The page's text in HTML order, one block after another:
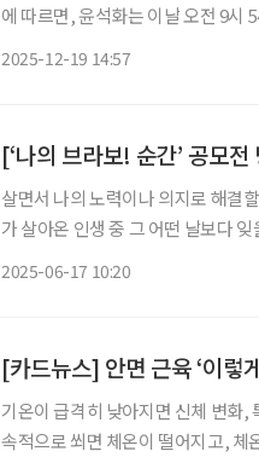
에 따르면, 윤석화는 이날 오전 9시
2025-12-19 14:57
[‘나의 브라보! 순간’ 공모
살면서 나의 노력이나 의지로 해결할 수 없는
가 살아온 인생 중 그 어떤 날보다
2025-06-17 10:20
[카드뉴스] 안면 근육 ‘이렇
기온이 급격히 낮아지면 신체 변화,
속적으로 쐬면 체온이 떨어지고, 체